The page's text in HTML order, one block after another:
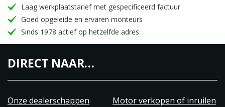
Laag werkplaatstarief met gespecificeerd factuur
Goed opgeleide en ervaren monteurs
Sinds 1978 actief op hetzelfde adres
DIRECT NAAR…
Onze dealerschappen
Motor verkopen of inruilen